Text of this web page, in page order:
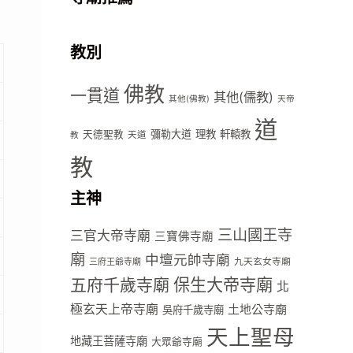
教別
一貫道 佛教 其他(佛教) 其他(儒教) 天帝
教 天德聖教 天道 彌勒大道 理教 軒轅教 道
教
主神
三官大帝寺廟 三寶佛寺廟 三山國王寺
廟 三府王爺寺廟 中壇元帥寺廟 九天玄女寺廟
五府千歲寺廟 保生大帝寺廟 北
極玄天上帝寺廟 吳府千歲寺廟 土地公寺廟
地藏王菩薩寺廟 大眾爺寺廟 天上聖母